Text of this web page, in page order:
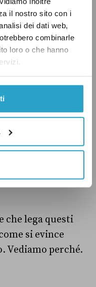
il nostro sito con i
dei dati web,
combinarle
loro o che hannolo
il rendimento dei
(Btp) con
Bund
dello spread
del debito
spesa per
anche il
che lega questi
si evince
Vediamo perché.